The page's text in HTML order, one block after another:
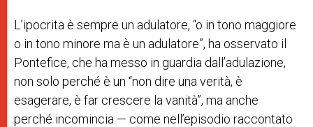
L’ipocrita è sempre un adulatore, “o in tono maggiore
o in tono minore ma è un adulatore”, ha osservato il
Pontefice, che ha messo in guardia dall’adulazione,
non solo perché è un “non dire una verità, è
esagerare, è far crescere la vanità”, ma anche
perché incomincia — come nell’episodio raccontato